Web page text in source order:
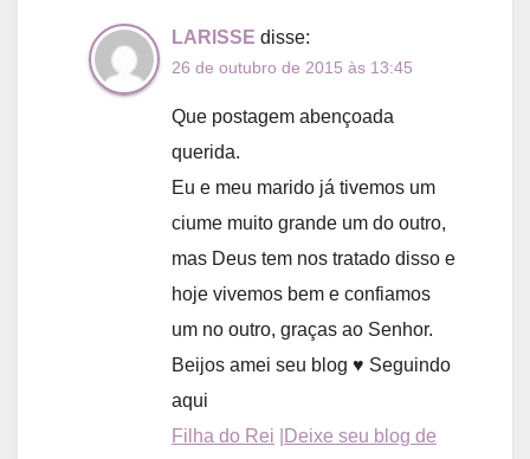
LARISSE disse:
26 de outubro de 2015 às 13:45
Que postagem abençoada
querida.
Eu e meu marido já tivemos um
ciume muito grande um do outro,
mas Deus tem nos tratado disso e
hoje vivemos bem e confiamos
um no outro, graças ao Senhor.
Beijos amei seu blog ♥ Seguindo
aqui
Filha do Rei
|Deixe seu blog de